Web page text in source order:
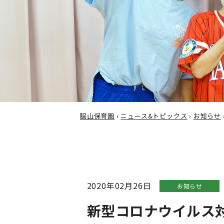
脇山保育園 › ニュース&トピックス › お知らせ
2020年02月26日 お知らせ
新型コロナウイルス